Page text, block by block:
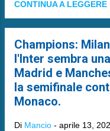
CONTINUA A LEGGERE
Champions:
l'Inter sembra
Madrid e
la semifinale
Monaco.
Di Mancio - aprile 13,